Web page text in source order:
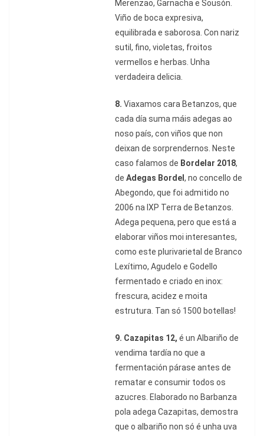
Merenzao, Garnacha e Sousón.
Viño de boca expresiva,
equilibrada e saborosa. Con nariz
sutil, fino, violetas, froitos
vermellos e herbas. Unha
verdadeira delicia.
8. Viaxamos cara Betanzos, que
cada día suma máis adegas ao
noso país, con viños que non
deixan de sorprendernos. Neste
caso falamos de Bordelar 2018,
deAdegas Bordel, no concello de
Abegondo, que foi admitido no
2006 na IXP Terra de Betanzos.
Adega pequena, pero que está a
elaborar viños moi interesantes,
como este plurivarietal de Branco
Lexítimo, Agudelo e Godello
fermentado e criado en inox:
frescura, acidez e moita
estrutura. Tan só 1500 botellas!
9. Cazapitas 12, é un Albariño de
vendima tardía no que a
fermentación párase antes de
rematar e consumir todos os
azucres. Elaborado no Barbanza
pola adega Cazapitas, demostra
que o albariño non só é unha uva